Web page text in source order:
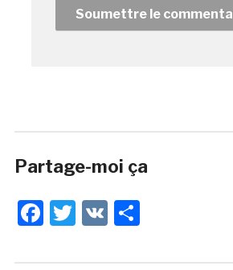
Partage-moi ça
Facebook
Twitter
VKShare